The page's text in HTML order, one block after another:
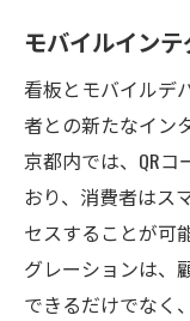
看板を
集
パーソ
LEDディスプ
響と可能性
LED技
エネルギ
都市景観
モバイルイン
看板とモバイルデ
者との新たなイン
京都内では、QRコ
おり、消費者はス
セスすることが可
グレーションは、
できるだけでなく